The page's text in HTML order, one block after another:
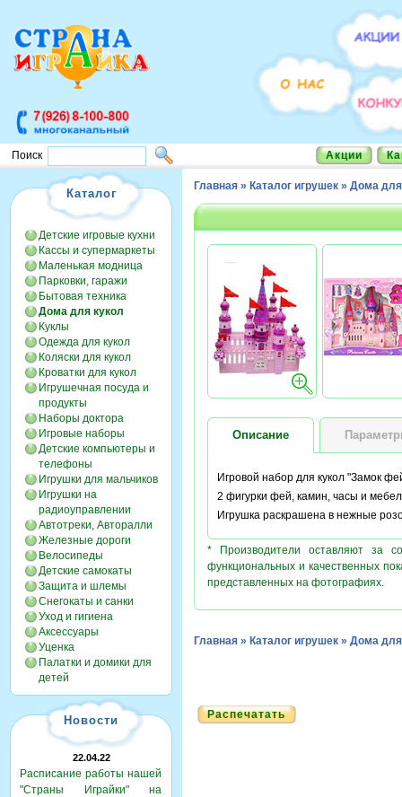
Поиск Акции
Каталог
Детские игровые кухни
Кассы и супермаркеты
Маленькая модница
Парковки, гаражи
Бытовая техника
Дома для кукол
Куклы
Одежда для кукол
Коляски для кукол
Кроватки для кукол
Игрушечная посуда и
продукты
Наборы доктора
Игровые наборы
Детские компьютеры и
телефоны
Игрушки для мальчиков
Игрушки на
радиоуправлении
Автотреки, Авторалли
Железные дороги
Велосипеды
Детские самокаты
Защита и шлемы
Снегокаты и санки
Уход и гигиена
Аксессуары
Уценка
Палатки и домики для
детей
Новости
22.04.22
Расписание работы нашей
"Страны Играйки" на
Главная » Каталог игрушек » Дома для
Описание
Игровой набор для кукол "Замок
2 фигурки фей, камин, часы и
Игрушка раскрашена в нежные
* Производители оставляют за
функциональных и качественных
представленных на фотографиях.
Главная » Каталог игрушек » Дома для
Распечатать